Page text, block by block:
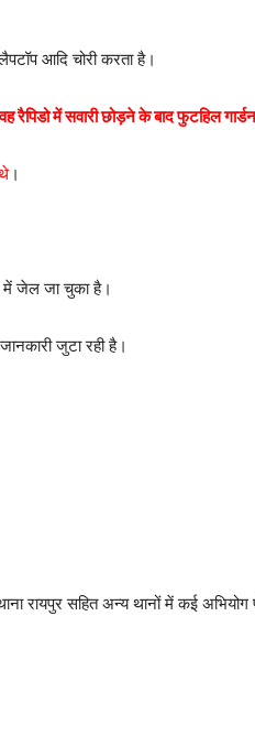
आदि चोरी करता है।
में सवारी छोड़ने के बाद फुटहिल
।
में जेल जा चुका है।
जुटा रही है।
रायपुर सहित अन्य थानों में कई